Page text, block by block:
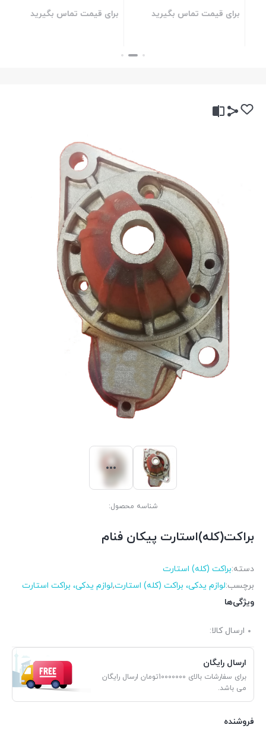
برای قیمت تماس بگیرید برای قیمت تماس بگیرید
شناسه محصول:
براکت(کله)استارت پیکان فنام
دسته:براکت (کله) استارت
برچسب:لوازم یدکی، براکت (کله) استارت,لوازم یدکی، براکت استارت
ویژگی‌ها
ارسال کالا:
ارسال رایگان
برای سفارشات بالای 10000000تومان ارسال رایگان
می باشد.
فروشنده